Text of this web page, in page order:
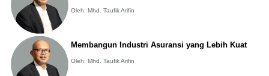
Oleh: Mhd. Taufik Arifin
Membangun Industri Asuransi yang Lebih Kuat
Oleh: Mhd. Taufik Arifin